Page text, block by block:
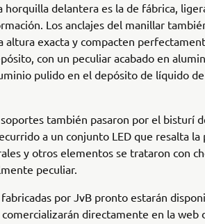
horquilla delantera es la de fábrica,
Los anclajes del manillar
altura exacta y compacten
con un peculiar acabado en
pulido en el depósito de líquido
también pasaron por el bisturí
a un conjunto LED que resalta la
y otros elementos se trataron con
peculiar.
fabricadas por JvB pronto estarán
comercializarán directamente en la web